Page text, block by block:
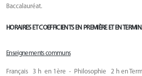
Baccalauréat.
HORAIRES ET COEFFICIENTS EN PREMIÈRE ET EN
Enseignements communs
Français 3 h en 1ère - Philosophie 2 h en